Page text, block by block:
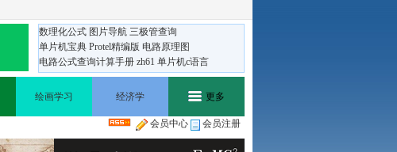
数理化公式 图片导航 三极管查询
单片机宝典 Protel精编版 电路原理图
电路公式查询计算手册 zh61 单片机c语言
绘画学习 经济学 更多
版权合作
会员中心 会员注册